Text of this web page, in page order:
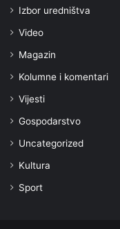
Izbor uredništva
Video
Magazin
Kolumne i komentari
Vijesti
Gospodarstvo
Uncategorized
Kultura
Sport